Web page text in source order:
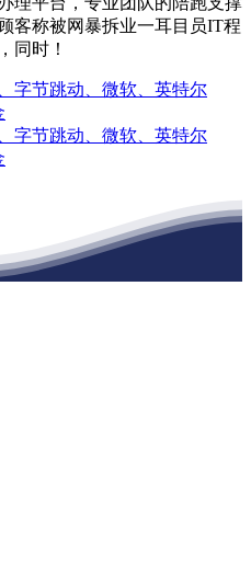
客称被网暴拆业一耳目员IT程
同时！
字节跳动、微软、英特尔
字节跳动、微软、英特尔